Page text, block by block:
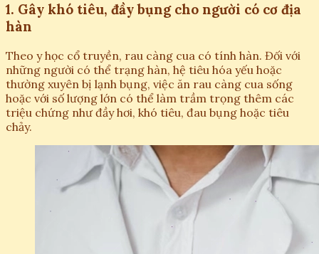
1. Gây khó tiêu, đầy bụng cho người có cơ địa
hàn
Theo y học cổ truyền, rau càng cua có tính hàn. Đối với
những người có thể trạng hàn, hệ tiêu hóa yếu hoặc
thường xuyên bị lạnh bụng, việc ăn rau càng cua sống
hoặc với số lượng lớn có thể làm trầm trọng thêm các
triệu chứng như đầy hơi, khó tiêu, đau bụng hoặc tiêu
chảy.